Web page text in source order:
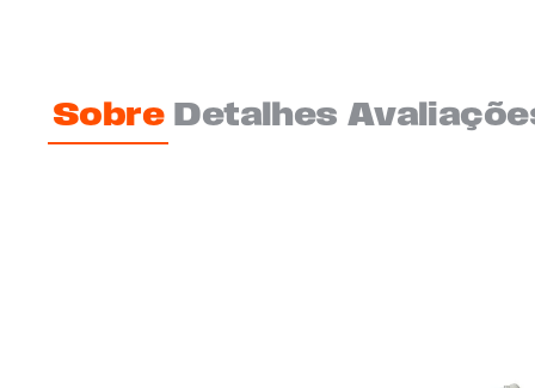
Sobre Detalhes